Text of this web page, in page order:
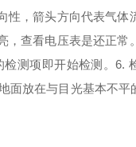
性，箭头方向代表气体
查看电压表是还正常。
检测项即开始检测。6.
面放在与目光基本不平